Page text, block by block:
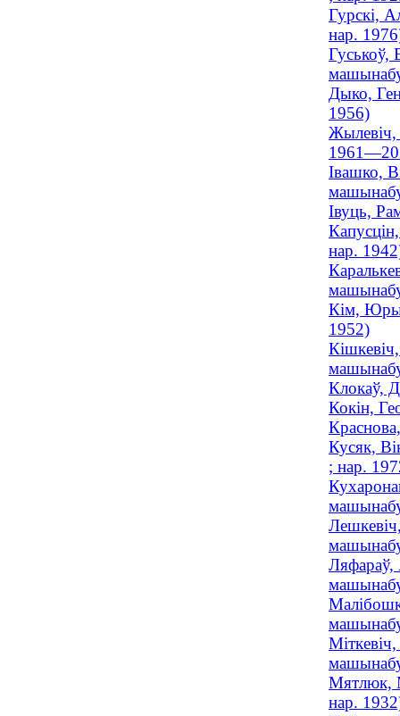
Гурскі,
нар.
Гуськоў,
Дыко,
1956)
Жылевіч,
Івашко,
Івуць,
нар.
Кім,
1952)
Клокаў,
Кокін,
Кусяк,
; нар.
Ляфараў,
Мятлюк,
нар.